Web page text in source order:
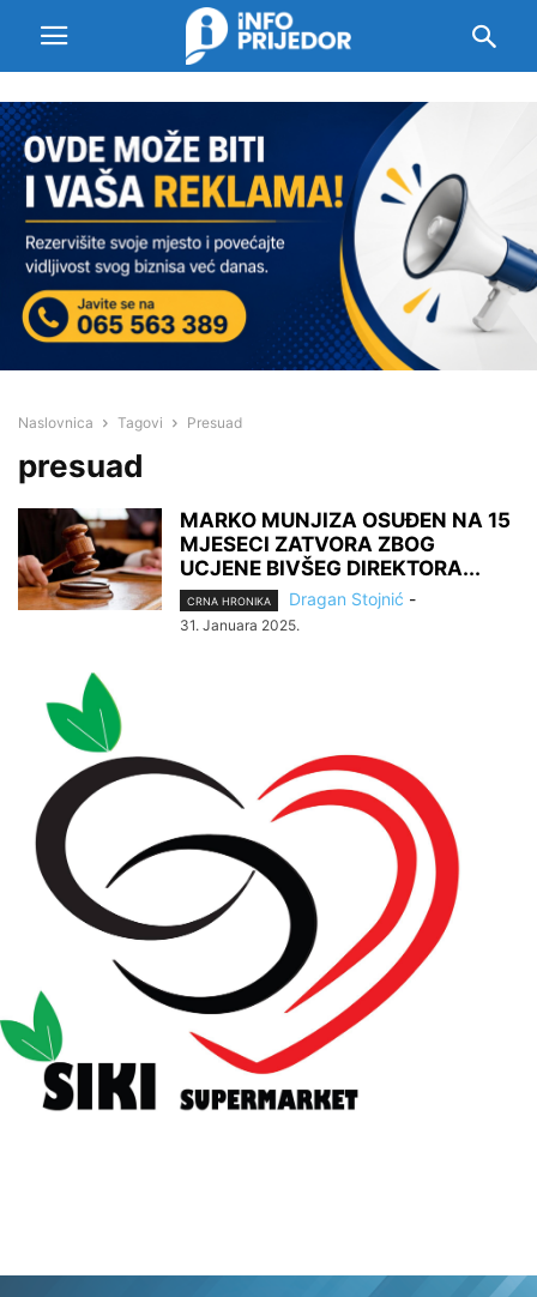
Naslovnica Tagovi Presuad
presuad
MARKO MUNJIZA OSUĐEN NA 15
MJESECI ZATVORA ZBOG
UCJENE BIVŠEG DIREKTORA...
CRNA HRONIKA Dragan Stojnić -
31. Januara 2025.